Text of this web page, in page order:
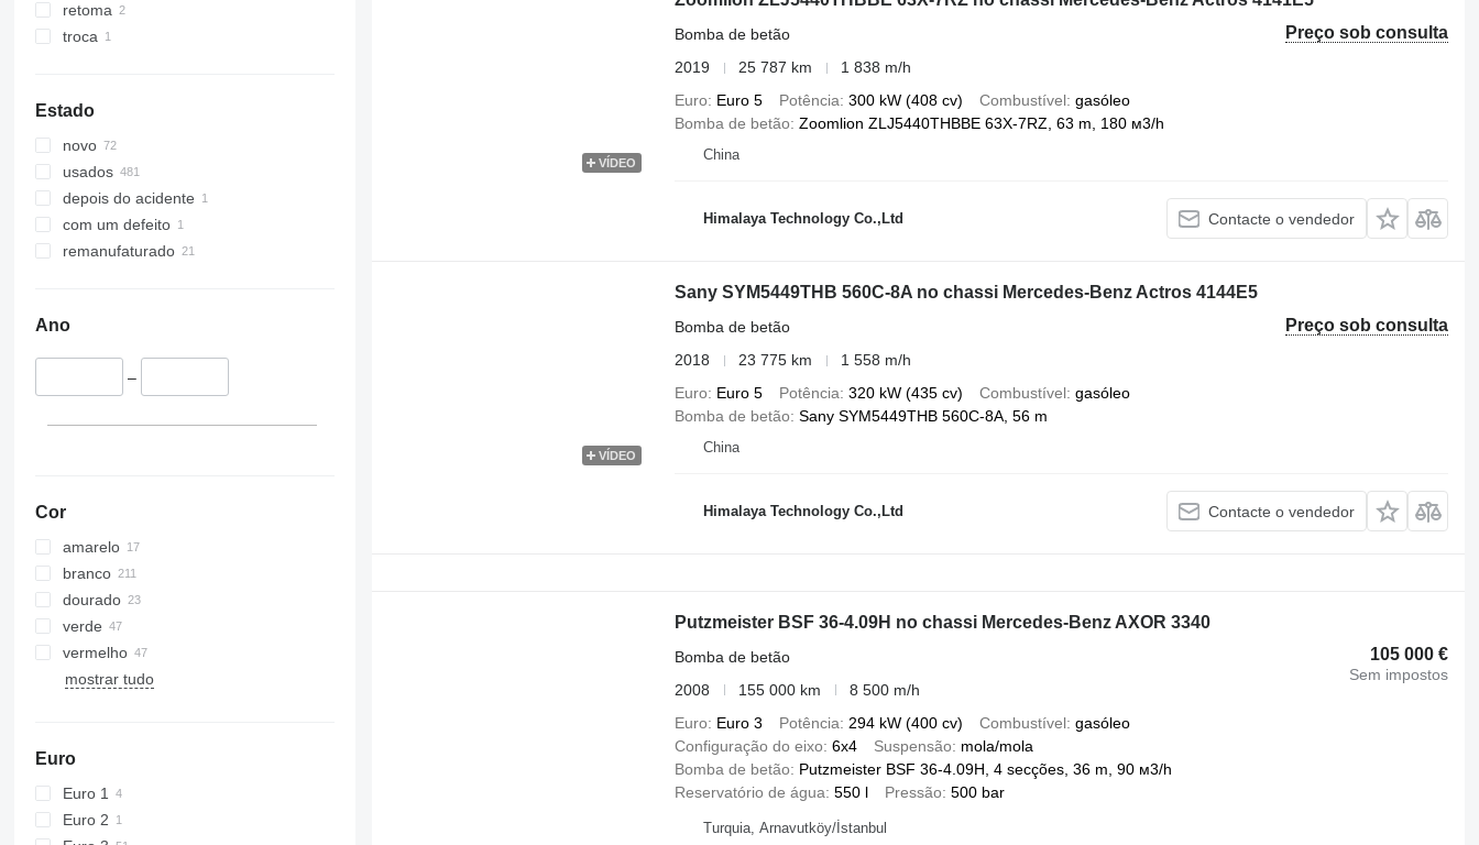
retoma
troca
Estado
novo
usados
depois do acidente
com um defeito
remanufaturado
Ano
–
Cor
amarelo
branco
dourado
verde
vermelho
mostrar tudo
Euro
Euro 1
Euro 2
VÍDEO
Preço sob consulta
Bomba de betão
2019
25 787 km
1 838 m/h
Euro
Euro 5 Potência 300 kW (408 cv) Combustível gasóleo
Bomba de betão Zoomlion ZLJ5440THBBE 63X-7RZ, 63 m, 180 м3/h
China
Himalaya Technology Co.,Ltd Contacte o vendedor
VÍDEO
Sany SYM5449THB 560C-8A no chassi Mercedes-Benz Actros 4144E5
Preço sob consulta
Bomba de betão
2018
23 775 km
1 558 m/h
Euro
Euro 5 Potência 320 kW (435 cv) Combustível gasóleo
Bomba de betão Sany SYM5449THB 560C-8A, 56 m
China
Himalaya Technology Co.,Ltd Contacte o vendedor
Putzmeister BSF 36-4.09H no chassi Mercedes-Benz AXOR 3340
105 000 €
Sem impostos
Bomba de betão
2008
155 000 km
8 500 m/h
Euro
Euro 3 Potência 294 kW (400 cv) Combustível gasóleo
Configuração do eixo 6x4 Suspensão
mola/mola
Bomba de betão
Putzmeister BSF 36-4.09H, 4 secções, 36 m, 90 м3/h
Reservatório de água 550 l Pressão 500 bar
Turquia, Arnavutköy/İstanbul